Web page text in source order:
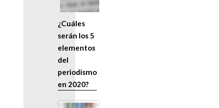
¿Cuáles
serán los 5
elementos
del
periodismo
en 2020?